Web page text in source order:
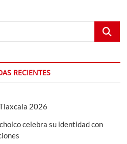
Buscar...
RECIENTES
2026
celebra su identidad con